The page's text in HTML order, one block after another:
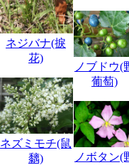
ネジバナ(捩
花)
ネズミモチ(鼠
黐)
ノブドウ(
葡萄)
ノボタン(